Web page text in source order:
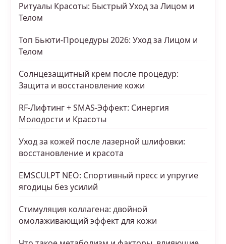
Ритуалы Красоты: Быстрый Уход за Лицом и
Телом
Топ Бьюти-Процедуры 2026: Уход за Лицом и
Телом
Солнцезащитный крем после процедур:
Защита и восстановление кожи
RF-Лифтинг + SMAS-Эффект: Синергия
Молодости и Красоты
Уход за кожей после лазерной шлифовки:
восстановление и красота
EMSCULPT NEO: Спортивный пресс и упругие
ягодицы без усилий
Стимуляция коллагена: двойной
омолаживающий эффект для кожи